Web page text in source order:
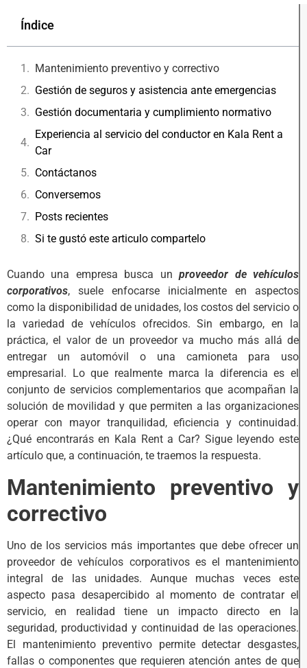
Índice
Mantenimiento preventivo y correctivo
Gestión de seguros y asistencia ante emergencias
Gestión documentaria y cumplimiento normativo
Experiencia al servicio del conductor en Kala Rent a
Car
Contáctanos
Conversemos
Posts recientes
Si te gustó este articulo compartelo
Cuando una empresa busca unproveedor de vehículos
corporativos, suele enfocarse inicialmente en aspectos
como la disponibilidad de unidades, los costos del servicio o
la variedad de vehículos ofrecidos. Sin embargo, en la
práctica, el valor de un proveedor va mucho más allá de
entregar un automóvil o una camioneta para uso
empresarial. Lo que realmente marca la diferencia es el
conjunto de servicios complementarios que acompañan la
solución de movilidad y que permiten a las organizaciones
operar con mayor tranquilidad, eficiencia y continuidad.
¿Qué encontrarás en Kala Rent a Car? Sigue leyendo este
artículo que, a continuación, te traemos la respuesta.
Mantenimiento preventivo y
correctivo
Uno de los servicios más importantes que debe ofrecer un
proveedor de vehículos corporativos es el mantenimiento
integral de las unidades. Aunque muchas veces este
aspecto pasa desapercibido al momento de contratar el
servicio, en realidad tiene un impacto directo en la
seguridad, productividad y continuidad de las operaciones.
El mantenimiento preventivo permite detectar desgastes,
fallas o componentes que requieren atención antes de que